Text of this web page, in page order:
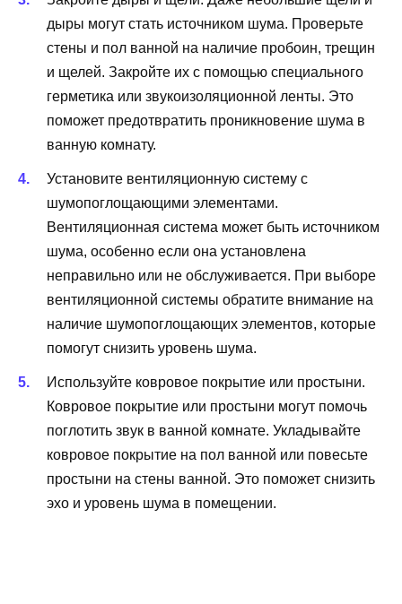
дыры могут стать источником шума. Проверьте
стены и пол ванной на наличие пробоин, трещин
и щелей. Закройте их с помощью специального
герметика или звукоизоляционной ленты. Это
поможет предотвратить проникновение шума в
ванную комнату.
Установите вентиляционную систему с
шумопоглощающими элементами.
Вентиляционная система может быть источником
шума, особенно если она установлена
неправильно или не обслуживается. При выборе
вентиляционной системы обратите внимание на
наличие шумопоглощающих элементов, которые
помогут снизить уровень шума.
Используйте ковровое покрытие или простыни.
Ковровое покрытие или простыни могут помочь
поглотить звук в ванной комнате. Укладывайте
ковровое покрытие на пол ванной или повесьте
простыни на стены ванной. Это поможет снизить
эхо и уровень шума в помещении.